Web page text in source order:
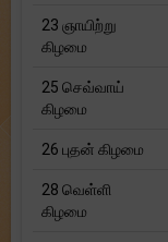
23 ஞாயிற்று
கிழமை
25 செவ்வாய்
கிழமை
26 புதன் கிழமை
28 வெள்ளி
கிழமை